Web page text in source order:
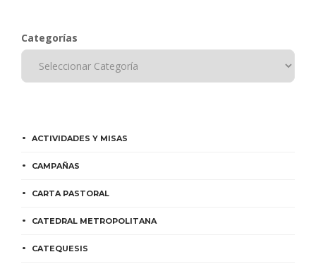
Categorías
ACTIVIDADES Y MISAS
CAMPAÑAS
CARTA PASTORAL
CATEDRAL METROPOLITANA
CATEQUESIS